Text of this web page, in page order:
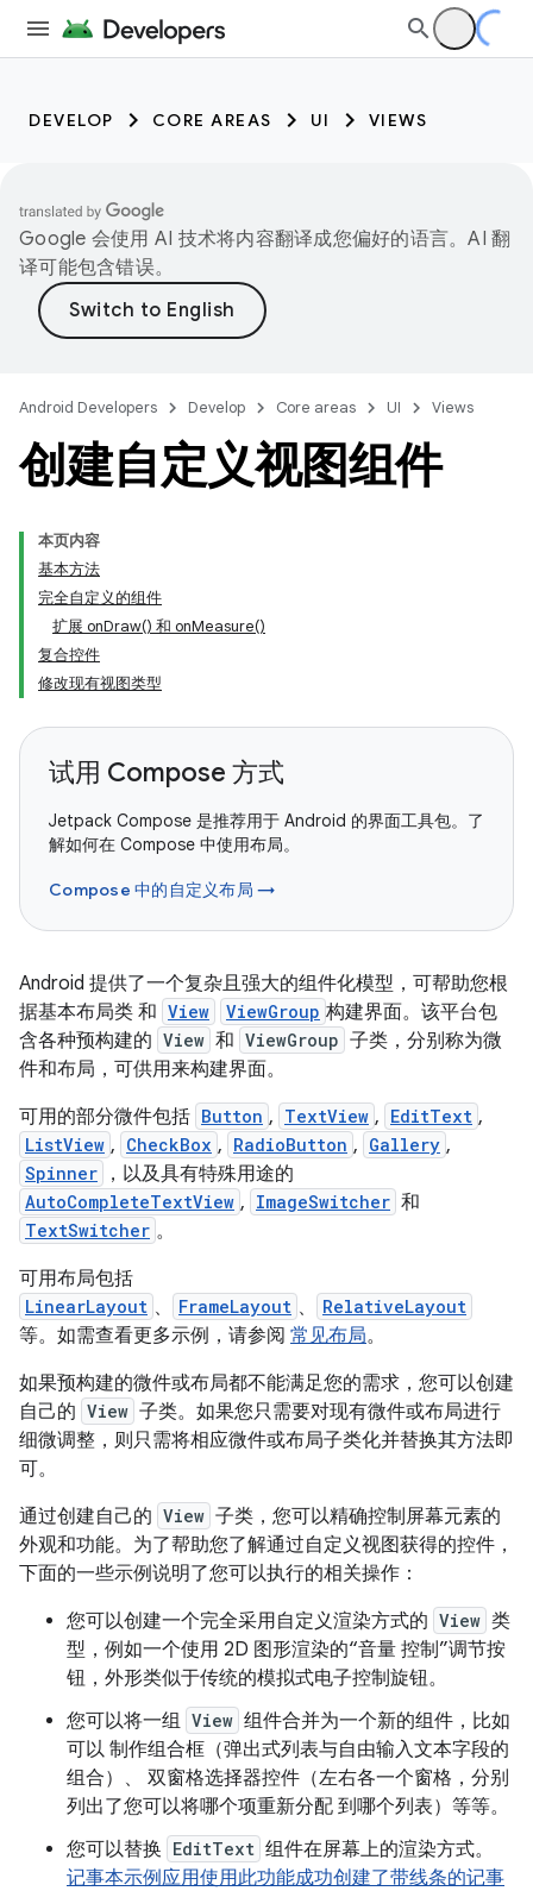
DEVELOP CORE AREAS UI VIEWS
Google 会使用 AI 技术将内容翻译成您偏好的语言。AI 翻
译可能包含错误。
Android Developers Develop Core areas UI Views
创建自定义视图组件
本页内容
基本方法
完全自定义的组件
扩展 onDraw() 和 onMeasure()
复合控件
修改现有视图类型
试用 Compose 方式
Jetpack Compose 是推荐用于 Android 的界面工具包。了
解如何在 Compose 中使用布局。
Compose 中的自定义布局 →
Android 提供了一个复杂且强大的组件化模型，可帮助您根
据基本布局类 和 View ViewGroup 构建界面。该平台包
含各种预构建的 View 和 ViewGroup 子类，分别称为微
件和布局，可供用来构建界面。
可用的部分微件包括 Button , TextView , EditText ,
ListView , CheckBox , RadioButton , Gallery ,
Spinner ，以及具有特殊用途的
AutoCompleteTextView , ImageSwitcher 和
TextSwitcher 。
可用布局包括
LinearLayout 、 FrameLayout 、 RelativeLayout
等。如需查看更多示例，请参阅 常见布局。
如果预构建的微件或布局都不能满足您的需求，您可以创建
自己的 View 子类。如果您只需要对现有微件或布局进行
细微调整，则只需将相应微件或布局子类化并替换其方法即
可。
通过创建自己的 View 子类，您可以精确控制屏幕元素的
外观和功能。为了帮助您了解通过自定义视图获得的控件，
下面的一些示例说明了您可以执行的相关操作：
您可以创建一个完全采用自定义渲染方式的 View 类
型，例如一个使用 2D 图形渲染的“音量 控制”调节按
钮，外形类似于传统的模拟式电子控制旋钮。
您可以将一组 View 组件合并为一个新的组件，比如
可以 制作组合框（弹出式列表与自由输入文本字段的
组合）、 双窗格选择器控件（左右各一个窗格，分别
列出了您可以将哪个项重新分配 到哪个列表）等等。
您可以替换 EditText 组件在屏幕上的渲染方式。
记事本示例应用使用此功能成功创建了带线条的记事